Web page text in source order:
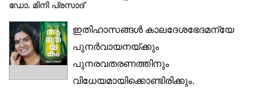
ഡോ. മിനി പ്രസാദ്‌
ഇതിഹാസങ്ങള്‍ കാലദേശഭേദമന്യേ
പുനര്‍വായനയ്ക്കും
പുനരവതരണത്തിനും
വിധേയമായിക്കൊണ്ടിരിക്കും.